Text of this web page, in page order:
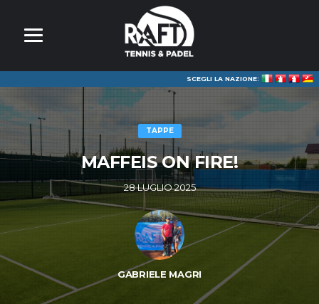
SCEGLI LA NAZIONE:
TAPPE
MAFFEIS ON FIRE!
28 LUGLIO 2025
GABRIELE MAGRI